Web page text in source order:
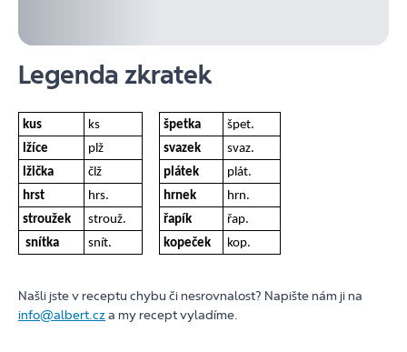
Legenda zkratek
kus ks špetka
špet.
lžíce
plž svazek
svaz.
lžička
člž plátek
plát.
hrst
hrs. hrnek
hrn.
stroužek
strouž. řapík
řap.
snítka
snít. kopeček kop.
Našli jste v receptu chybu či nesrovnalost? Napište nám ji na
info@albert.cza my recept vyladíme.